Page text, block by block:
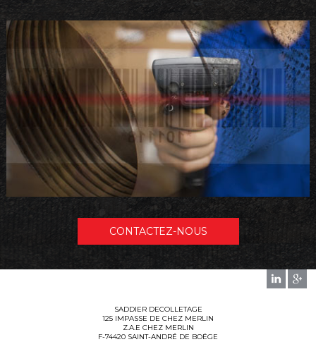
CONTACTEZ-NOUS
SADDIER DECOLLETAGE
125 IMPASSE DE CHEZ MERLIN
Z.A.E CHEZ MERLIN
F-74420 SAINT-ANDRÉ DE BOËGE